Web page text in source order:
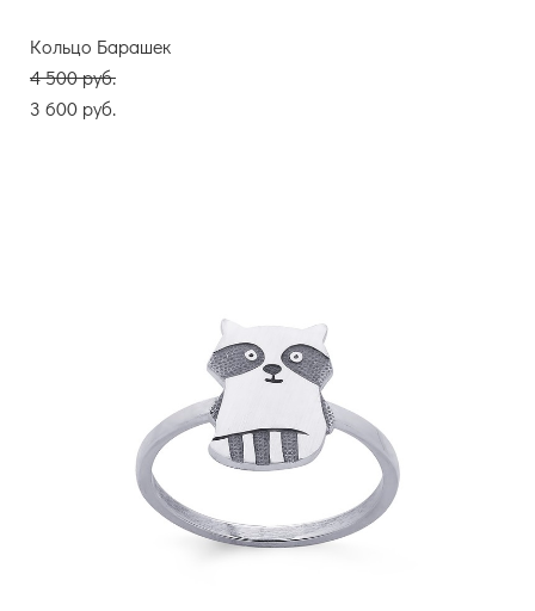
Кольцо Барашек
4 500 pуб.
3 600 pуб.